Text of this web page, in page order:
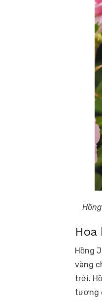
Hoa
Hồng
vàng
trời.
tương